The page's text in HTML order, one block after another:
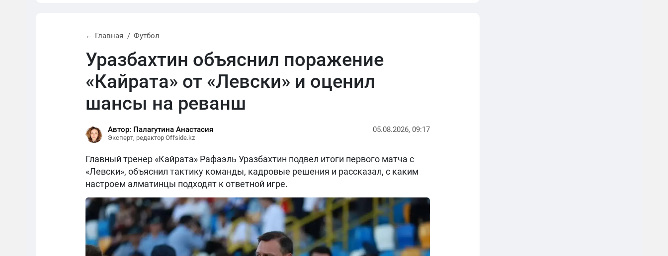
← Главная Футбол
Уразбахтин объяснил поражение
«Кайрата» от «Левски» и оценил
шансы на реванш
Автор: Палагутина Анастасия
Эксперт, редактор Offside.kz
05.08.2026, 09:17
Главный тренер «Кайрата» Рафаэль Уразбахтин подвел итоги первого матча с
«Левски», объяснил тактику команды, кадровые решения и рассказал, с каким
настроем алматинцы подходят к ответной игре.